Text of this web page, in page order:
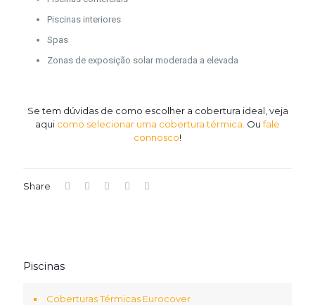
Piscinas interiores
Spas
Zonas de exposição solar moderada a elevada
Se tem dúvidas de como escolher a cobertura ideal, veja
aqui como selecionar uma cobertura térmica. Oufale
connosco!
Share
Piscinas
Coberturas Térmicas Eurocover